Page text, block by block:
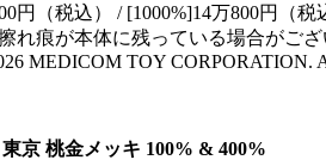
（税込） / [1000%]14万800円（税
痕が本体に残っている場合がござ
MEDICOM TOY CORPORATION.
京 桃金メッキ 100% & 400%